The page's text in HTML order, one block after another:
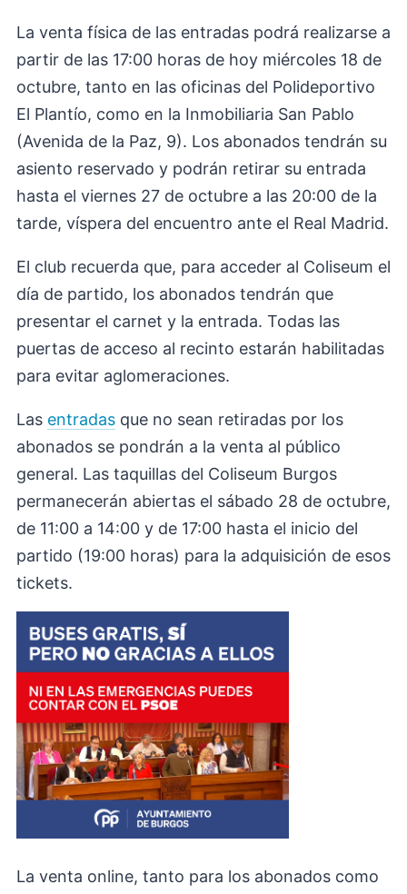
La venta física de las entradas podrá realizarse a
partir de las 17:00 horas de hoy miércoles 18 de
octubre, tanto en las oficinas del Polideportivo
El Plantío, como en la Inmobiliaria San Pablo
(Avenida de la Paz, 9). Los abonados tendrán su
asiento reservado y podrán retirar su entrada
hasta el viernes 27 de octubre a las 20:00 de la
tarde, víspera del encuentro ante el Real Madrid.
El club recuerda que, para acceder al Coliseum el
día de partido, los abonados tendrán que
presentar el carnet y la entrada. Todas las
puertas de acceso al recinto estarán habilitadas
para evitar aglomeraciones.
Las entradas que no sean retiradas por los
abonados se pondrán a la venta al público
general. Las taquillas del Coliseum Burgos
permanecerán abiertas el sábado 28 de octubre,
de 11:00 a 14:00 y de 17:00 hasta el inicio del
partido (19:00 horas) para la adquisición de esos
tickets.
La venta online, tanto para los abonados como